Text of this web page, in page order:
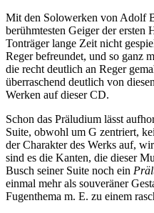
Mit den Solowerken von Adolf
berühmtesten Geiger der ersten
Tonträger lange Zeit nicht
Reger befreundet, und so ganz
die recht deutlich an Reger
überraschend deutlich von
Werken auf dieser CD.
Schon das Präludium lässt
Suite, obwohl um G zentriert,
der Charakter des Werks auf,
sind es die Kanten, die dieser
Busch seiner Suite noch ein
einmal mehr als souveräner
Fugenthema m. E. zu einem